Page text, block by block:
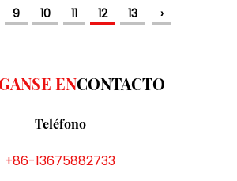
9 10 11 12 13 ›
ENCONTACTO
Teléfono
+86-13675882733